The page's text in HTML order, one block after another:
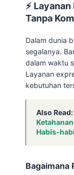
⚡
Tanpa
Dalam dunia
segalanya.
dalam waktu
Layanan
kebutuhan
Also Read:
Habis-
Bagaimana